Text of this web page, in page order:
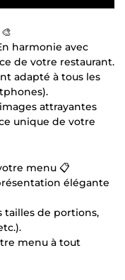
harmonie avec
de votre restaurant.
adapté à tous les
attrayantes
unique de votre
menu 📋
élégante
tailles de portions,
menu à tout